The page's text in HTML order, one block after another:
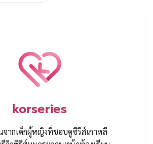
korseries
จากเด็กผู้หญิงที่ชอบดูซีรีส์เกาหลี